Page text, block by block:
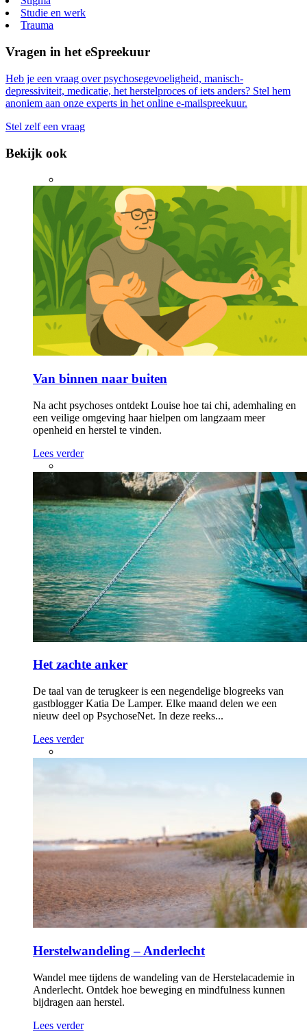
Studie en werk
Trauma
Vragen in het eSpreekuur
Heb je een vraag over psychosegevoeligheid, manisch-
depressiviteit, medicatie, het herstelproces of iets anders? Stel hem
anoniem aan onze experts in het online e-mailspreekuur.
Stel zelf een vraag
Bekijk ook
Van binnen naar buiten
Na acht psychoses ontdekt Louise hoe tai chi, ademhaling en
een veilige omgeving haar hielpen om langzaam meer
openheid en herstel te vinden.
Lees verder
Het zachte anker
De taal van de terugkeer is een negendelige blogreeks van
gastblogger Katia De Lamper. Elke maand delen we een
nieuw deel op PsychoseNet. In deze reeks...
Lees verder
Herstelwandeling – Anderlecht
Wandel mee tijdens de wandeling van de Herstelacademie in
Anderlecht. Ontdek hoe beweging en mindfulness kunnen
bijdragen aan herstel.
Lees verder